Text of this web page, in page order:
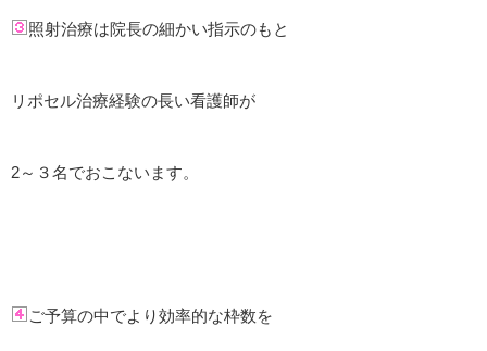
照射治療は院長の細かい指示のもと
リポセル治療経験の長い看護師が
2～３名でおこないます。
ご予算の中でより効率的な枠数を